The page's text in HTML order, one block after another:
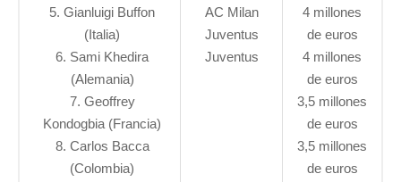
5. Gianluigi Buffon
(Italia)
6. Sami Khedira
(Alemania)
7. Geoffrey
Kondogbia (Francia)
8. Carlos Bacca
(Colombia)
AC Milan
Juventus
Juventus
4 millones
de euros
4 millones
de euros
3,5 millones
de euros
3,5 millones
de euros